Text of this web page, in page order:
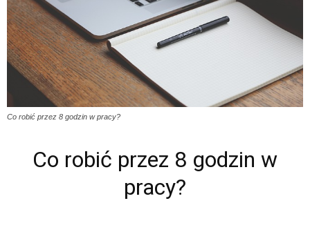
Co robić przez 8 godzin w pracy?
Co robić przez 8 godzin w
pracy?